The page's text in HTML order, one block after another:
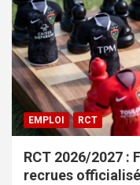
EMPLOI RCT
RCT 2026/2027 :
recrues